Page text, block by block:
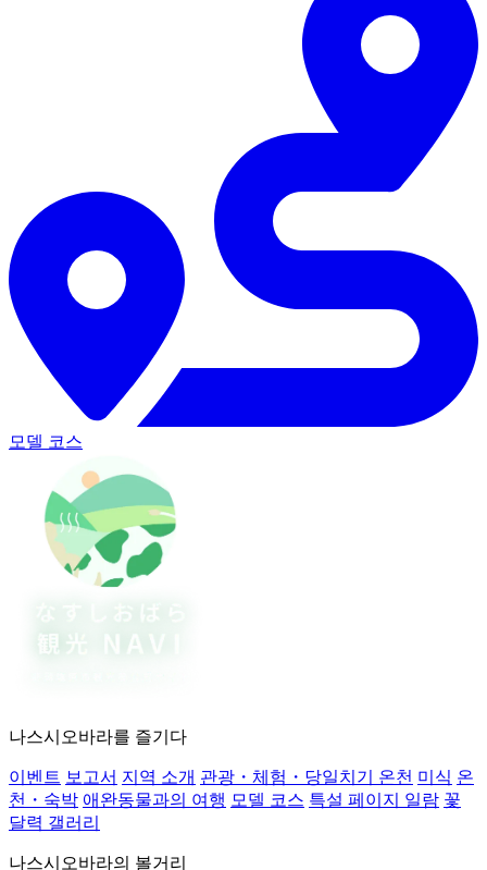
모델 코스
나스시오바라를 즐기다
이벤트 보고서 지역 소개 관광・체험・당일치기 온천 미식 온
천・숙박 애완동물과의 여행 모델 코스 특설 페이지 일람 꽃
달력 갤러리
나스시오바라의 볼거리